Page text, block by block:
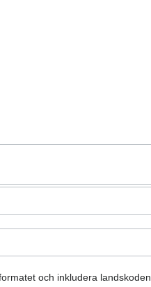
och inkludera landskoden.